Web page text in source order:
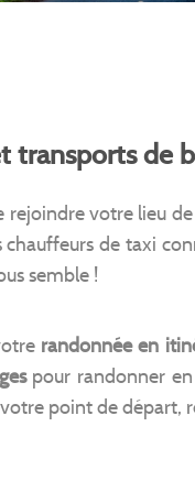
transports de
rejoindre votre lieu
chauffeurs de taxi
semble !
randonnée en
pour randonner en
point de départ,